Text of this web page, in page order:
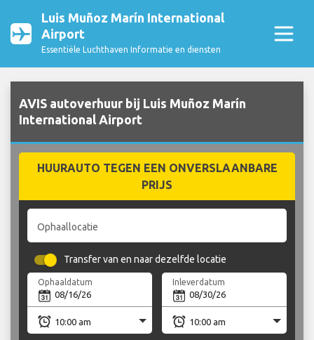
Luis Muñoz Marín International
Airport
Essentiële Luchthaven Informatie en diensten
AVIS autoverhuur bij Luis Muñoz Marín
International Airport
HUURAUTO TEGEN EEN ONVERSLAANBARE
PRIJS
Ophaallocatie
Transfer van en naar dezelfde locatie
Ophaaldatum Inleverdatum